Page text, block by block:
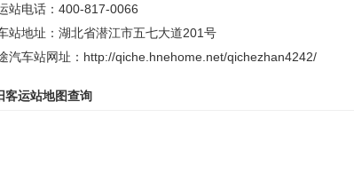
站电话：400-817-0066
站地址：湖北省潜江市五七大道201号
汽车站网址：http://qiche.hnehome.net/qichezhan4242/
客运站地图查询